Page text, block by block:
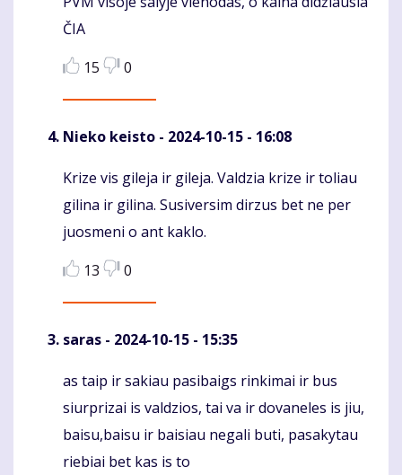
Komentaras
ČIA
15
0
Nieko keisto - 2024-10-15 - 16:08
Komentaras
Krize vis gileja ir gileja. Valdzia krize ir toliau
gilina ir gilina. Susiversim dirzus bet ne per
juosmeni o ant kaklo.
13
0
saras - 2024-10-15 - 15:35
Komentaras
as taip ir sakiau pasibaigs rinkimai ir bus
siurprizai is valdzios, tai va ir dovaneles is jiu,
baisu,baisu ir baisiau negali buti, pasakytau
riebiai bet kas is to